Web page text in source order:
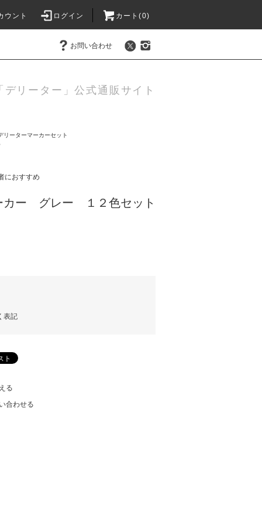
ウント ログイン カート(0)
お問い合わせ
リーター」公式通販サイト
リーターマーカーセット
におすすめ
カー グレー １２色セット
表記
る
合わせる